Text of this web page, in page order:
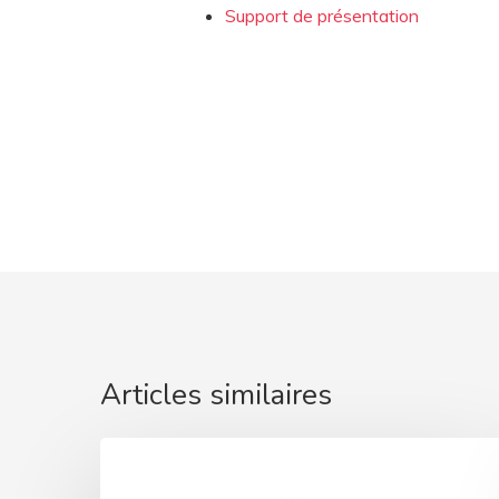
Support de présentation
Articles similaires